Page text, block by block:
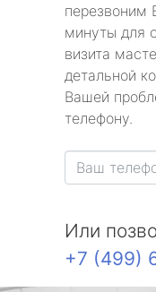
перезвоним
минуты для
визита
детальной
Вашей
телефону.
Или
+7 (499)